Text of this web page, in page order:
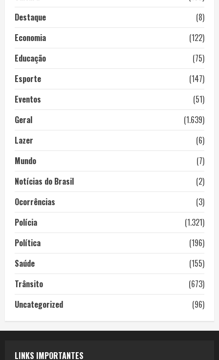
Destaque
(8)
Economia
(122)
Educação
(75)
Esporte
(147)
Eventos
(51)
Geral
(1.639)
Lazer
(6)
Mundo
(7)
Notícias do Brasil
(2)
Ocorrências
(3)
Polícia
(1.321)
Política
(196)
Saúde
(155)
Trânsito
(673)
Uncategorized
(96)
LINKS IMPORTANTES